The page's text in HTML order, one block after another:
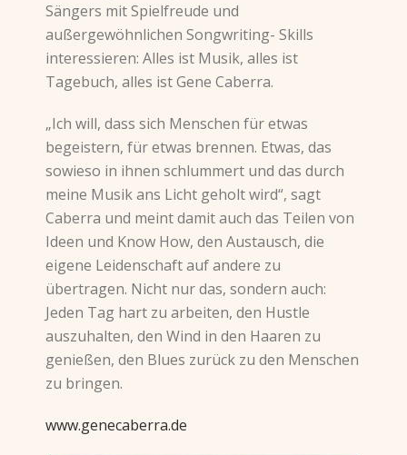
Sängers mit Spielfreude und
außergewöhnlichen Songwriting- Skills
interessieren: Alles ist Musik, alles ist
Tagebuch, alles ist Gene Caberra.
„Ich will, dass sich Menschen für etwas
begeistern, für etwas brennen. Etwas, das
sowieso in ihnen schlummert und das durch
meine Musik ans Licht geholt wird“, sagt
Caberra und meint damit auch das Teilen von
Ideen und Know How, den Austausch, die
eigene Leidenschaft auf andere zu
übertragen. Nicht nur das, sondern auch:
Jeden Tag hart zu arbeiten, den Hustle
auszuhalten, den Wind in den Haaren zu
genießen, den Blues zurück zu den Menschen
zu bringen.
www.genecaberra.de